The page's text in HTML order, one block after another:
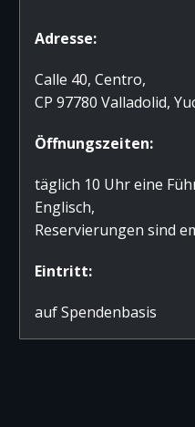
Adresse:
Calle 40, Centro,
CP 97780 Valladolid,
Öffnungszeiten:
täglich 10 Uhr eine
Englisch,
Reservierungen sind
Eintritt:
auf Spendenbasis